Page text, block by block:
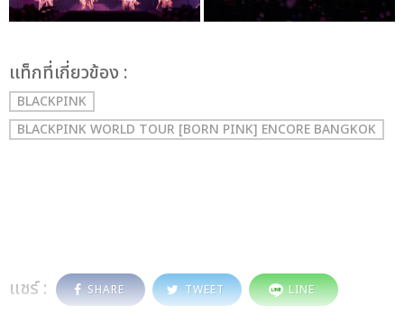
เเท็กที่เกี่ยวข้อง :
BLACKPINK
BLACKPINK WORLD TOUR [BORN PINK] ENCORE BANGKOK
แชร์ : SHARE TWEET LINE